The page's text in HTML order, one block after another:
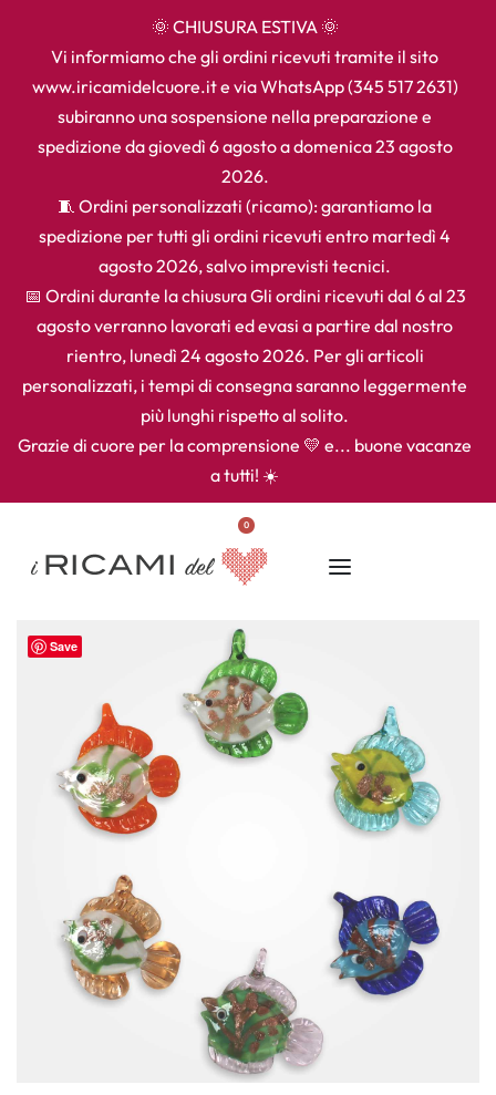
🌞 CHIUSURA ESTIVA 🌞
Vi informiamo che gli ordini ricevuti tramite il sito
www.iricamidelcuore.it e via WhatsApp (345 517 2631)
subiranno una sospensione nella preparazione e
spedizione da giovedì 6 agosto a domenica 23 agosto
2026.
🧵 Ordini personalizzati (ricamo): garantiamo la
spedizione per tutti gli ordini ricevuti entro martedì 4
agosto 2026, salvo imprevisti tecnici.
📅 Ordini durante la chiusura Gli ordini ricevuti dal 6 al 23
agosto verranno lavorati ed evasi a partire dal nostro
rientro, lunedì 24 agosto 2026. Per gli articoli
personalizzati, i tempi di consegna saranno leggermente
più lunghi rispetto al solito.
Grazie di cuore per la comprensione 💛 e... buone vacanze
a tutti! ☀️
0
Save